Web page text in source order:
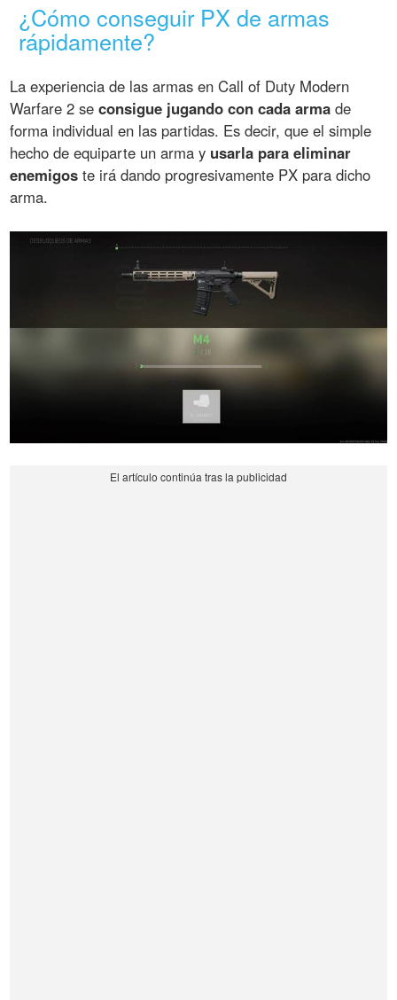
¿Cómo conseguir PX de armas
rápidamente?
La experiencia de las armas en Call of Duty Modern
Warfare 2 seconsigue jugando con cada arma de
forma individual en las partidas. Es decir, que el simple
hecho de equiparte un arma y usarla para eliminar
enemigos te irá dando progresivamente PX para dicho
arma.